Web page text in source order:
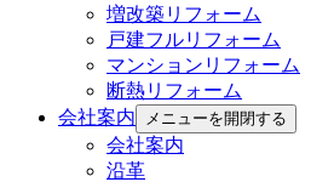
増改築リフォーム
戸建フルリフォーム
マンションリフォーム
断熱リフォーム
会社案内
メニューを開閉する
会社案内
沿革